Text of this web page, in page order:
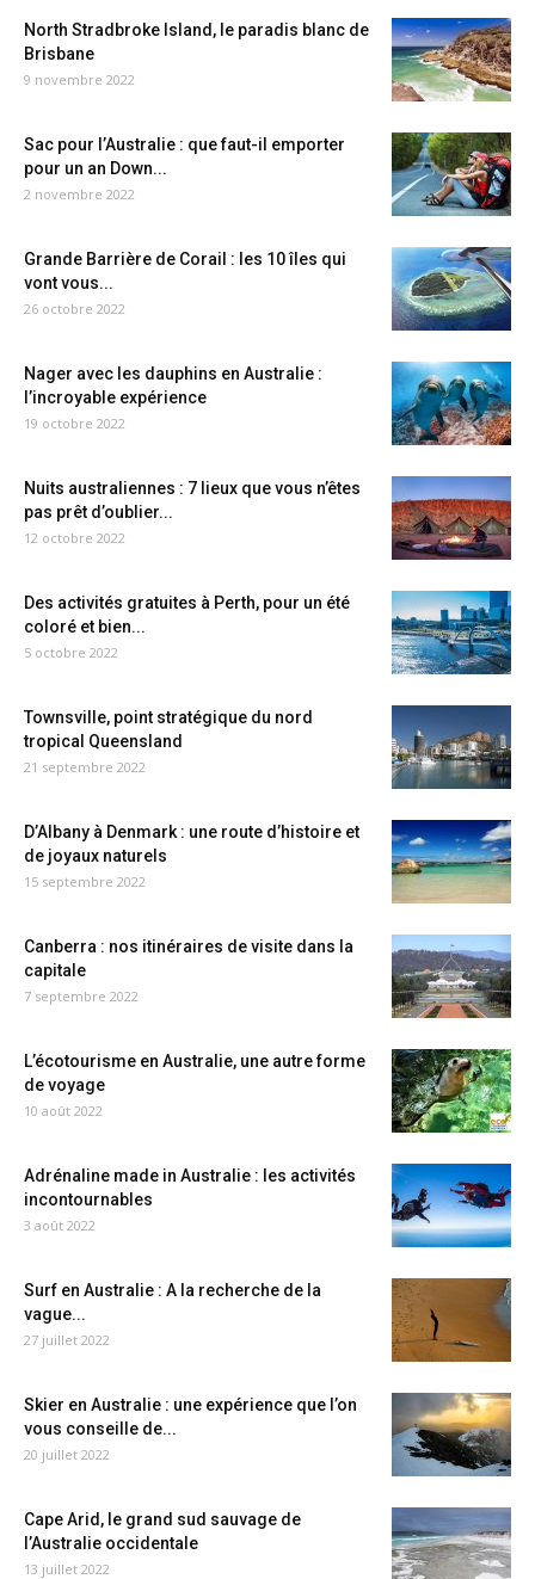
North Stradbroke Island, le paradis blanc de
Brisbane
9 novembre 2022
Sac pour l’Australie : que faut-il emporter
pour un an Down...
2 novembre 2022
Grande Barrière de Corail : les 10 îles qui
vont vous...
26 octobre 2022
Nager avec les dauphins en Australie :
l’incroyable expérience
19 octobre 2022
Nuits australiennes : 7 lieux que vous n’êtes
pas prêt d’oublier...
12 octobre 2022
Des activités gratuites à Perth, pour un été
coloré et bien...
5 octobre 2022
Townsville, point stratégique du nord
tropical Queensland
21 septembre 2022
D’Albany à Denmark : une route d’histoire et
de joyaux naturels
15 septembre 2022
Canberra : nos itinéraires de visite dans la
capitale
7 septembre 2022
L’écotourisme en Australie, une autre forme
de voyage
10 août 2022
Adrénaline made in Australie : les activités
incontournables
3 août 2022
Surf en Australie : A la recherche de la
vague...
27 juillet 2022
Skier en Australie : une expérience que l’on
vous conseille de...
20 juillet 2022
Cape Arid, le grand sud sauvage de
l’Australie occidentale
13 juillet 2022